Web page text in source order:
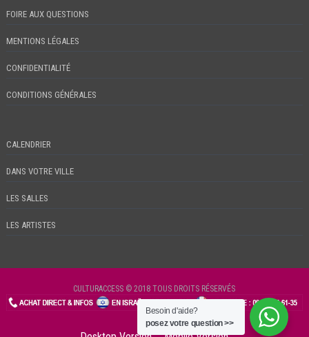
FOIRE AUX QUESTIONS
MENTIONS LÉGALES
CONFIDENTIALITÉ
CONDITIONS GÉNÉRALES
CALENDRIER
DANS VOTRE VILLE
LES SALLES
LES ARTISTES
CULTURACCESS © 2018 TOUS DROITS RÉSERVÉS
CHECKIN
Besoin d'aide?
posez votre question >>